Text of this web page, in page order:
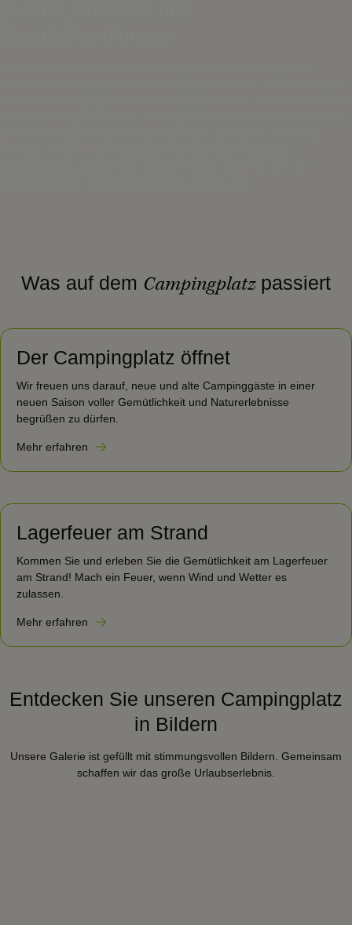
Was auf dem Campingplatzpassiert
Der Campingplatz öffnet
Wir freuen uns darauf, neue und alte Campinggäste in einer
neuen Saison voller Gemütlichkeit und Naturerlebnisse
begrüßen zu dürfen.
Mehr erfahren
Lagerfeuer am Strand
Kommen Sie und erleben Sie die Gemütlichkeit am Lagerfeuer
am Strand! Mach ein Feuer, wenn Wind und Wetter es
zulassen.
Mehr erfahren
Entdecken Sie unseren Campingplatz
in Bildern
Unsere Galerie ist gefüllt mit stimmungsvollen Bildern. Gemeinsam
schaffen wir das große Urlaubserlebnis.